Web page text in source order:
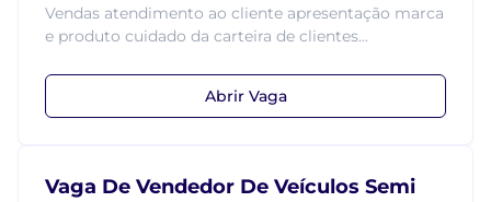
Vendas atendimento ao cliente apresentação marca
e produto cuidado da carteira de clientes...
Abrir Vaga
Vaga De Vendedor De Veículos Semi